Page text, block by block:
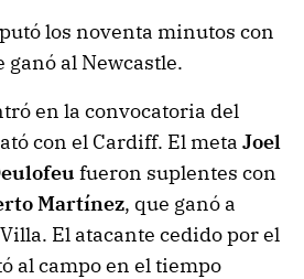
los noventa minutos con
al Newcastle.
en la convocatoria del
con el Cardiff. El meta Joel
fueron suplentes con
Martínez, que ganó a
El atacante cedido por el
al campo en el tiempo